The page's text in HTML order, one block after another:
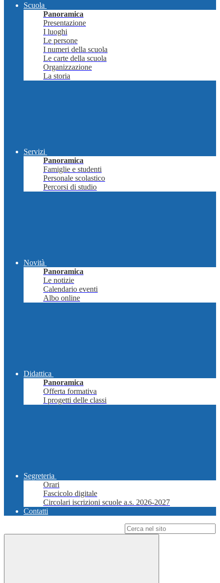
Scuola
Panoramica
Presentazione
I luoghi
Le persone
I numeri della scuola
Le carte della scuola
Organizzazione
La storia
Servizi
Panoramica
Famiglie e studenti
Personale scolastico
Percorsi di studio
Novità
Panoramica
Le notizie
Calendario eventi
Albo online
Didattica
Panoramica
Offerta formativa
I progetti delle classi
Segreteria
Orari
Fascicolo digitale
Circolari iscrizioni scuole a.s. 2026-2027
Contatti